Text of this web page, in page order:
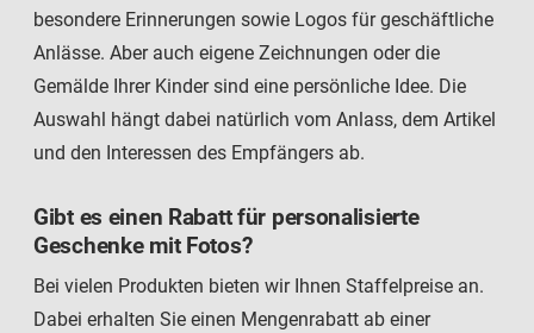
besondere Erinnerungen sowie Logos für geschäftliche
Anlässe. Aber auch eigene Zeichnungen oder die
Gemälde Ihrer Kinder sind eine persönliche Idee. Die
Auswahl hängt dabei natürlich vom Anlass, dem Artikel
und den Interessen des Empfängers ab.
Gibt es einen Rabatt für personalisierte
Geschenke mit Fotos?
Bei vielen Produkten bieten wir Ihnen Staffelpreise an.
Dabei erhalten Sie einen Mengenrabatt ab einer